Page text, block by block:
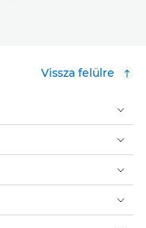
Vissza felülre